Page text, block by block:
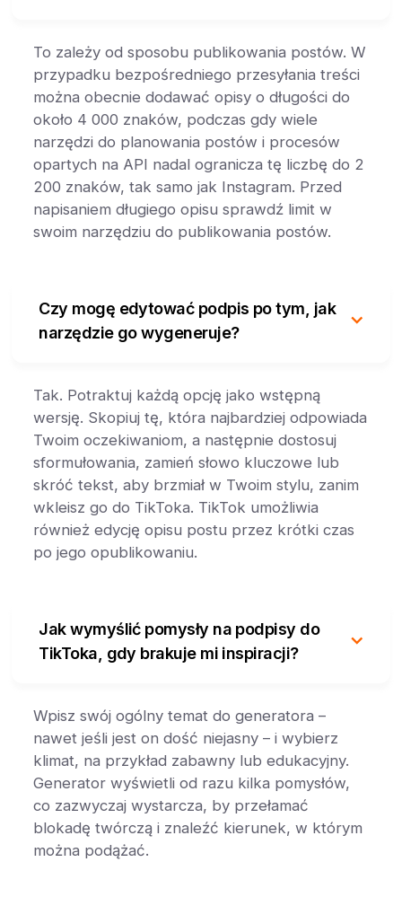
To zależy od sposobu publikowania postów. W
przypadku bezpośredniego przesyłania treści
można obecnie dodawać opisy o długości do
około 4 000 znaków, podczas gdy wiele
narzędzi do planowania postów i procesów
opartych na API nadal ogranicza tę liczbę do 2
200 znaków, tak samo jak Instagram. Przed
napisaniem długiego opisu sprawdź limit w
swoim narzędziu do publikowania postów.
Czy mogę edytować podpis po tym, jak
narzędzie go wygeneruje?
Tak. Potraktuj każdą opcję jako wstępną
wersję. Skopiuj tę, która najbardziej odpowiada
Twoim oczekiwaniom, a następnie dostosuj
sformułowania, zamień słowo kluczowe lub
skróć tekst, aby brzmiał w Twoim stylu, zanim
wkleisz go do TikToka. TikTok umożliwia
również edycję opisu postu przez krótki czas
po jego opublikowaniu.
Jak wymyślić pomysły na podpisy do
TikToka, gdy brakuje mi inspiracji?
Wpisz swój ogólny temat do generatora –
nawet jeśli jest on dość niejasny – i wybierz
klimat, na przykład zabawny lub edukacyjny.
Generator wyświetli od razu kilka pomysłów,
co zazwyczaj wystarcza, by przełamać
blokadę twórczą i znaleźć kierunek, w którym
można podążać.